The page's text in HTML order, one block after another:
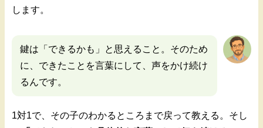
します。
鍵は「できるかも」と思えること。そのため
に、できたことを言葉にして、声をかけ続け
るんです。
1対1で、その子のわかるところまで戻って教える。そし